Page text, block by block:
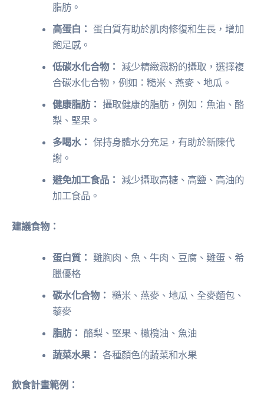
脂肪。
高蛋白： 蛋白質有助於肌肉修復和生長，增加
飽足感。
低碳水化合物： 減少精緻澱粉的攝取，選擇複
合碳水化合物，例如：糙米、燕麥、地瓜。
健康脂肪： 攝取健康的脂肪，例如：魚油、酪
梨、堅果。
多喝水： 保持身體水分充足，有助於新陳代
謝。
避免加工食品： 減少攝取高糖、高鹽、高油的
加工食品。
建議食物：
蛋白質： 雞胸肉、魚、牛肉、豆腐、雞蛋、希
臘優格
碳水化合物： 糙米、燕麥、地瓜、全麥麵包、
藜麥
脂肪： 酪梨、堅果、橄欖油、魚油
蔬菜水果： 各種顏色的蔬菜和水果
飲食計畫範例：